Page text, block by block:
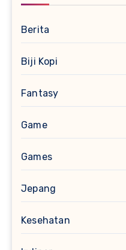
Berita
Biji Kopi
Fantasy
Game
Games
Jepang
Kesehatan